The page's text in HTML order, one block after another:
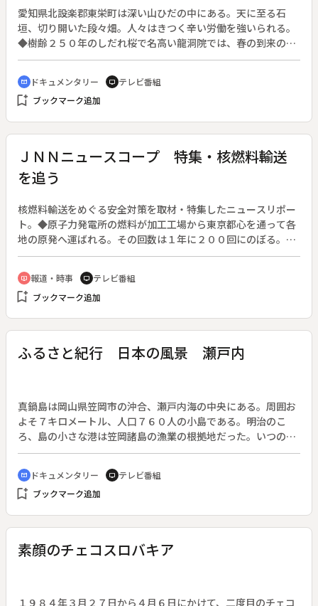
愛知県北設楽郡東栄町は深い山ひだの中にある。天に至る石
垣、切り開いた段々畑。人々はきつく辛い労働を強いられる。
◆樹齢２５０年のしだれ桜で名高い龍洞院では、春の到来の遅
い中で４月１０日の『潅仏会（花祭）』に御詠歌を歌う。うら
淋しい音色が本堂を包む。山里に日差しが戻り山菜採りが始ま
る。寺の裏山には満開のしだれ桜。点々と座る石仏の回りを、
霊場を訪れる人々が春風に乗って巡る。◆【重要無形民俗文化
cinematic_blur ドキュメンタリー tv テレビ番組
bookmark_add ブックマーク追加
ＪＮＮニュースコープ 特集・核燃料輸送
を追う
核燃料輸送をめぐる安全対策を取材・特集したニュースリポー
ト。◆原子力発電所の燃料が加工工場から東京都心を通って各
地の原発へ運ばれる。その回数は１年に２００回にのぼる。輸
送のたびに大勢の警察官がものものしく警備する一方で、事前
には一切明らかにされていない。核燃料は使用済燃料に比べて
危険度は低いといわれているが、核燃料をのせたトラックが都
心をまかり通る現実は無視できない。◆星野誠記者によるレポ
ondemand_video 報道・時事 tv テレビ番組
bookmark_add ブックマーク追加
ふるさと紀行 日本の風景 瀬戸内
真鍋島は岡山県笠岡市の沖合、瀬戸内海の中央にある。周囲お
よそ７キロメートル、人口７６０人の小島である。明治のこ
ろ、島の小さな港は笠岡諸島の漁業の根拠地だった。いつのこ
ろからか漁業は不振となり、島に若者はいなくなった。一度も
霜が降ったことのない温暖さを利用して３０年ほど前から花栽
培を始め、島を花が埋め尽くす。◆真鍋島〔岡山県〕
cinematic_blur ドキュメンタリー tv テレビ番組
bookmark_add ブックマーク追加
素顔のチェコスロバキア
１９８４年３月２７日から４月６日にかけて、二度目のチェコ